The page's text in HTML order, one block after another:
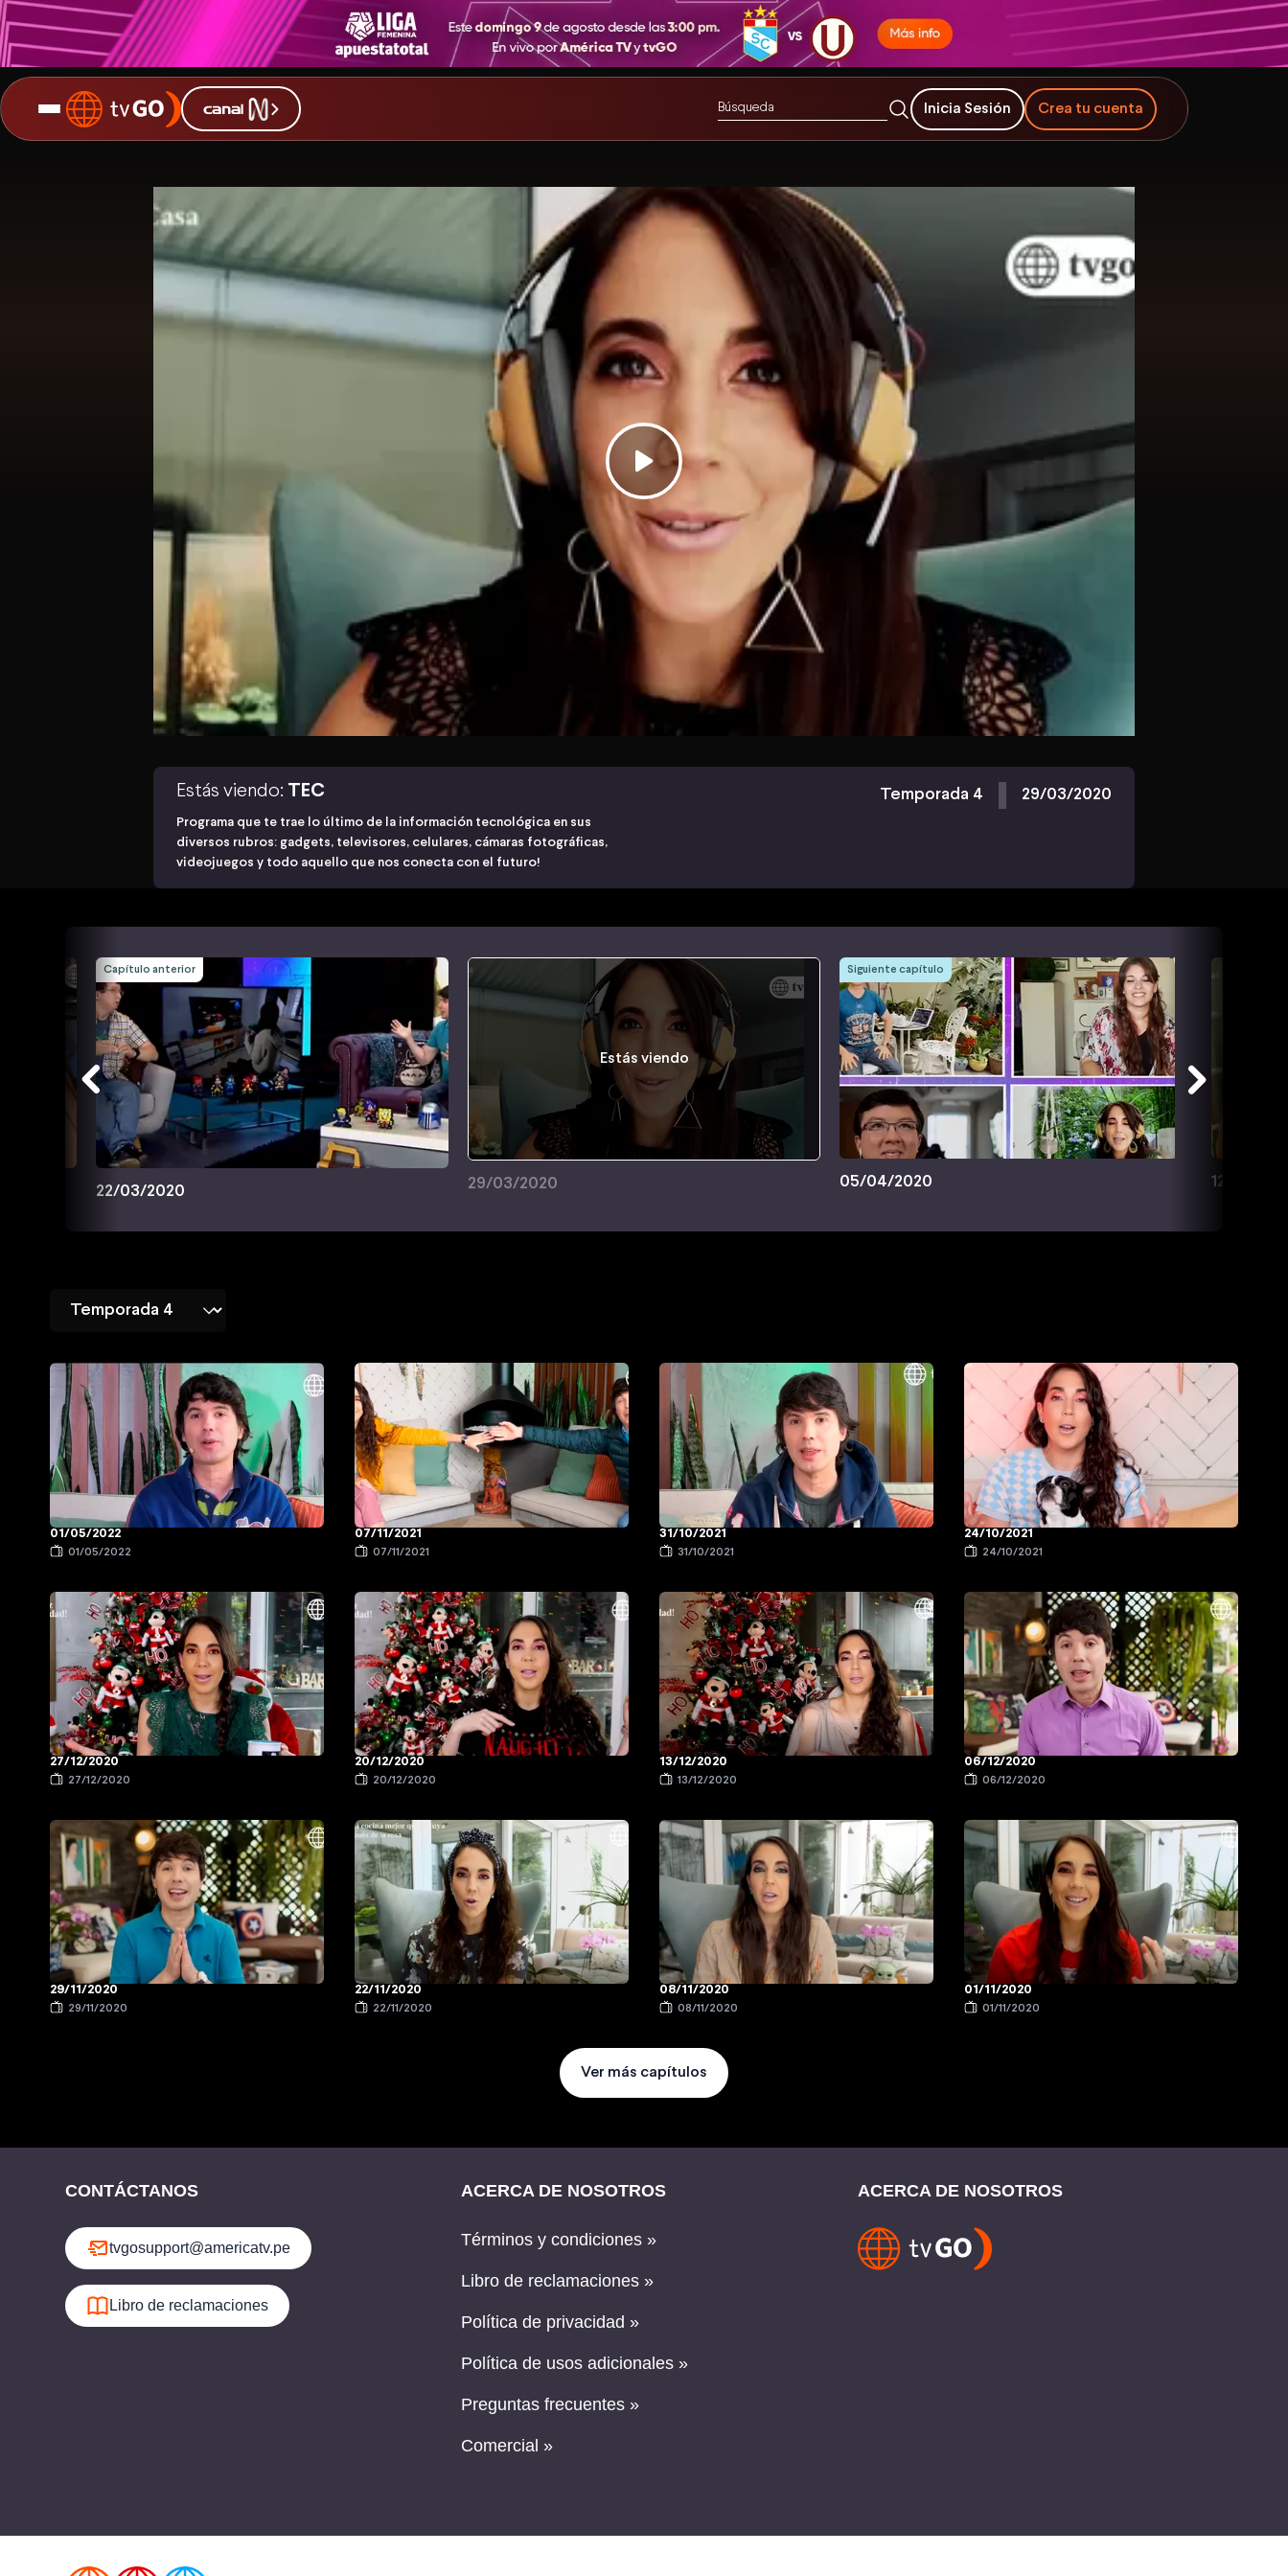
Inicia Sesión Crea tu cuenta
Estás viendo: TEC
Programa que te trae lo último de la información tecnológica en sus
diversos rubros: gadgets, televisores, celulares, cámaras fotográficas,
videojuegos y todo aquello que nos conecta con el futuro!
Temporada 4 29/03/2020
Capítulo anterior
22/03/2020
Estás viendo
29/03/2020
Siguiente capítulo
05/04/2020 12/04/
01/05/2022
01/05/2022
07/11/2021
07/11/2021
31/10/2021
31/10/2021
24/10/2021
24/10/2021
27/12/2020
27/12/2020
20/12/2020
20/12/2020
13/12/2020
13/12/2020
06/12/2020
06/12/2020
29/11/2020
29/11/2020
22/11/2020
22/11/2020
08/11/2020
08/11/2020
01/11/2020
01/11/2020
Ver más capítulos
CONTÁCTANOS
tvgosupport@americatv.pe
Libro de reclamaciones
ACERCA DE NOSOTROS
Términos y condiciones »
Libro de reclamaciones »
Política de privacidad »
Política de usos adicionales »
Preguntas frecuentes »
Comercial »
ACERCA DE NOSOTROS